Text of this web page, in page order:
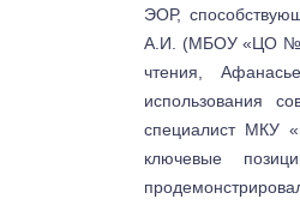
ЭОР,
А.И. (МБОУ «ЦО №
чтения,
использования
специалист МКУ
ключевые